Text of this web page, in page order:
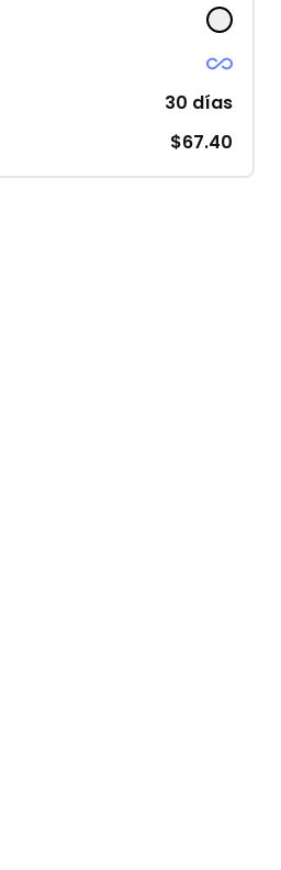
30 días
$67.40